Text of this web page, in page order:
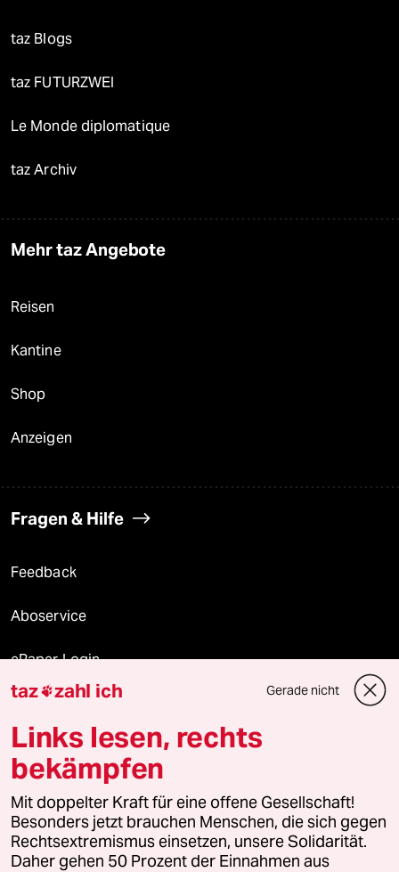
taz Blogs
taz FUTURZWEI
Le Monde diplomatique
taz Archiv
Mehr taz Angebote
Reisen
Kantine
Shop
Anzeigen
Fragen & Hilfe
Feedback
Aboservice
ePaper Login
Downloads für Abonnierende
© 2026 taz Verlags und Vertriebs GmbH
Alle Rechte vorbehalten. Bei rechtlichen Fragen oder für Genehmigungen
wenden Sie sich bitte an
lizenzen@taz.de
taz zahl ich Gerade nicht
Links lesen, rechts
bekämpfen
Mit doppelter Kraft für eine offene Gesellschaft!
Besonders jetzt brauchen Menschen, die sich gegen
Rechtsextremismus einsetzen, unsere Solidarität.
Daher gehen 50 Prozent der Einnahmen aus